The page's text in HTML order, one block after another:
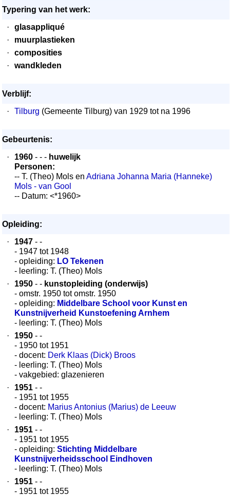
Typering van het werk:
·
glasappliqué
·
muurplastieken
·
composities
·
wandkleden
Verblijf:
·
Tilburg (Gemeente Tilburg) van 1929 tot na 1996
Gebeurtenis:
·
1960 - - - huwelijk
Personen:
-- T. (Theo) Mols en Adriana Johanna Maria (Hanneke)
Mols - van Gool
-- Datum: <*1960>
Opleiding:
·
1947 - -
- 1947 tot 1948
- opleiding: LO Tekenen
- leerling: T. (Theo) Mols
·
1950 - - kunstopleiding (onderwijs)
- omstr. 1950 tot omstr. 1950
- opleiding: Middelbare School voor Kunst en
Kunstnijverheid Kunstoefening Arnhem
- leerling: T. (Theo) Mols
·
1950 - -
- 1950 tot 1951
- docent: Derk Klaas (Dick) Broos
- leerling: T. (Theo) Mols
- vakgebied: glazenieren
·
1951 - -
- 1951 tot 1955
- docent: Marius Antonius (Marius) de Leeuw
- leerling: T. (Theo) Mols
·
1951 - -
- 1951 tot 1955
- opleiding: Stichting Middelbare
Kunstnijverheidsschool Eindhoven
- leerling: T. (Theo) Mols
·
1951 - -
- 1951 tot 1955